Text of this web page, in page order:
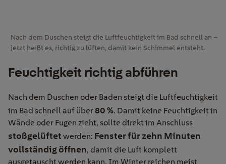
Nach dem Duschen steigt die Luftfeuchtigkeit im Bad schnell an –
jetzt heißt es, richtig zu lüften, damit kein Schimmel entsteht.
Feuchtigkeit richtig abführen
Nach dem Duschen oder Baden steigt die Luftfeuchtigkeit
im Bad schnell auf über80 %. Damit keine Feuchtigkeit in
Wände oder Fugen zieht, sollte direkt im Anschluss
stoßgelüftet werden: Fenster für zehn Minuten
vollständig öffnen, damit die Luft komplett
ausgetauscht werden kann. Im Winter reichen meist